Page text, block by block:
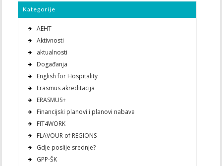
Kategorije
AEHT
Aktivnosti
aktualnosti
Događanja
English for Hospitality
Erasmus akreditacija
ERASMUS+
Financijski planovi i planovi nabave
FIT4WORK
FLAVOUR of REGIONS
Gdje poslije srednje?
GPP-ŠK